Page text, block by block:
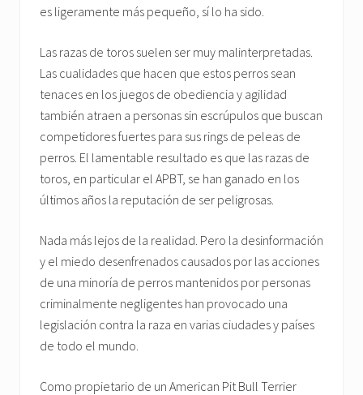
es ligeramente más pequeño, sí lo ha sido.
Las razas de toros suelen ser muy malinterpretadas.
Las cualidades que hacen que estos perros sean
tenaces en los juegos de obediencia y agilidad
también atraen a personas sin escrúpulos que buscan
competidores fuertes para sus rings de peleas de
perros. El lamentable resultado es que las razas de
toros, en particular el APBT, se han ganado en los
últimos años la reputación de ser peligrosas.
Nada más lejos de la realidad. Pero la desinformación
y el miedo desenfrenados causados por las acciones
de una minoría de perros mantenidos por personas
criminalmente negligentes han provocado una
legislación contra la raza en varias ciudades y países
de todo el mundo.
Como propietario de un American Pit Bull Terrier